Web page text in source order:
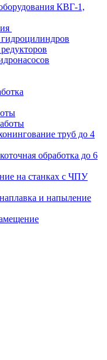
КВГ-1,
труб до 4
обработка до 6
на станках с ЧПУ
и напыление